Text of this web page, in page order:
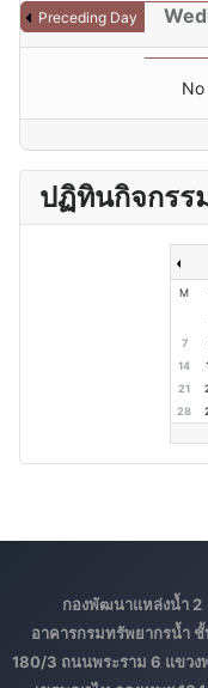
Preceding Day
ปฏิทินกิจกรร
M
7
14
21
28
กองพัฒนาแหล่งน้ำ 2
อาคารกรมทรัพยากรน้ำ
180/3 ถนนพระราม 6 แขวง